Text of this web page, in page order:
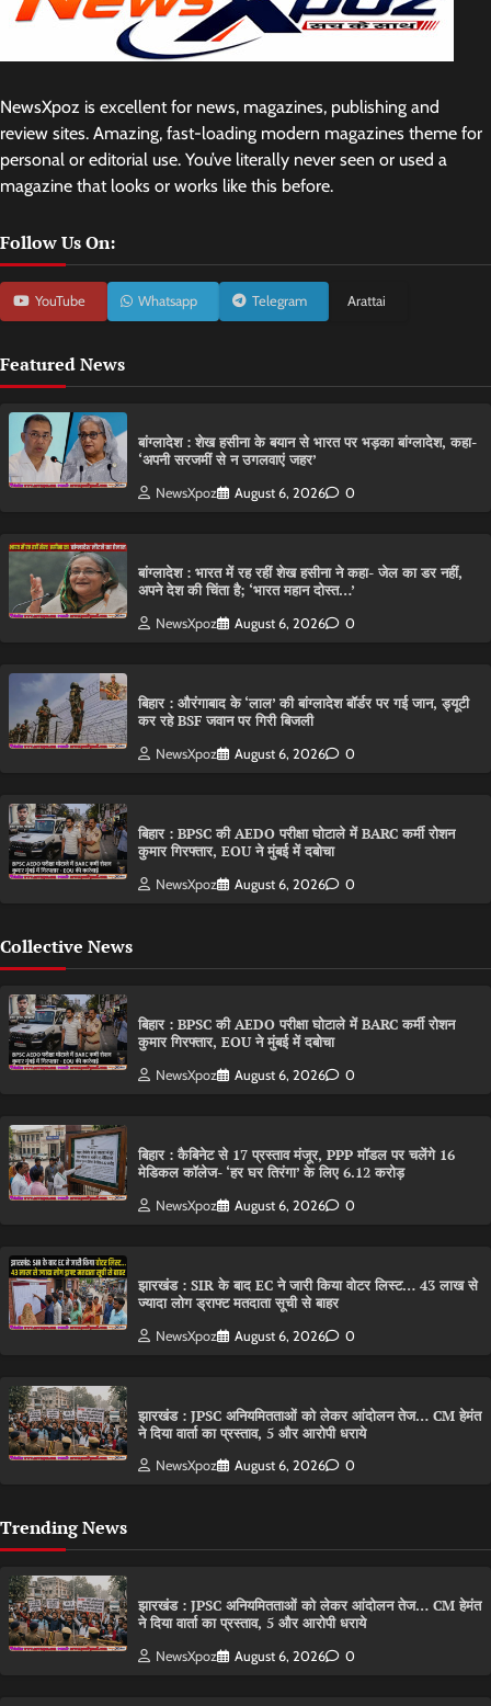
NewsXpoz is excellent for news, magazines, publishing and
review sites. Amazing, fast-loading modern magazines theme for
personal or editorial use. You’ve literally never seen or used a
magazine that looks or works like this before.
Follow Us On:
YouTube Whatsapp Telegram Arattai
Featured News
बांग्लादेश : शेख हसीना के बयान से भारत पर भड़का बांग्लादेश, कहा-
‘अपनी सरजमीं से न उगलवाएं जहर’
NewsXpoz August 6, 2026 0
बांग्लादेश : भारत में रह रहीं शेख हसीना ने कहा- जेल का डर नहीं,
अपने देश की चिंता है; ‘भारत महान दोस्त…’
NewsXpoz August 6, 2026 0
बिहार : औरंगाबाद के ‘लाल’ की बांग्लादेश बॉर्डर पर गई जान, ड्यूटी
कर रहे BSF जवान पर गिरी बिजली
NewsXpoz August 6, 2026 0
बिहार : BPSC की AEDO परीक्षा घोटाले में BARC कर्मी रोशन
कुमार गिरफ्तार, EOU ने मुंबई में दबोचा
NewsXpoz August 6, 2026 0
Collective News
बिहार : BPSC की AEDO परीक्षा घोटाले में BARC कर्मी रोशन
कुमार गिरफ्तार, EOU ने मुंबई में दबोचा
NewsXpoz August 6, 2026 0
बिहार : कैबिनेट से 17 प्रस्ताव मंजूर, PPP मॉडल पर चलेंगे 16
मेडिकल कॉलेज- ‘हर घर तिरंगा’ के लिए 6.12 करोड़
NewsXpoz August 6, 2026 0
झारखंड : SIR के बाद EC ने जारी किया वोटर लिस्ट… 43 लाख से
ज्यादा लोग ड्राफ्ट मतदाता सूची से बाहर
NewsXpoz August 6, 2026 0
झारखंड : JPSC अनियमितताओं को लेकर आंदोलन तेज… CM हेमंत
ने दिया वार्ता का प्रस्ताव, 5 और आरोपी धराये
NewsXpoz August 6, 2026 0
Trending News
झारखंड : JPSC अनियमितताओं को लेकर आंदोलन तेज… CM हेमंत
ने दिया वार्ता का प्रस्ताव, 5 और आरोपी धराये
NewsXpoz August 6, 2026 0